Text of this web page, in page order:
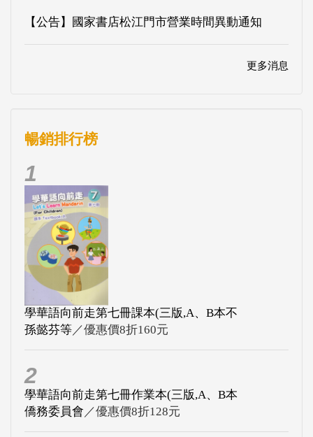
【公告】國家書店松江門市營業時間異動通知
更多消息
暢銷排行榜
1
學華語向前走第七冊課本(三版,A、B本不
孫懿芬等／優惠價8折160元
2
學華語向前走第七冊作業本(三版,A、B本
僑務委員會 ／優惠價8折128元